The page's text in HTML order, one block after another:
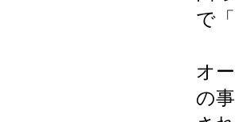
で
オ
の